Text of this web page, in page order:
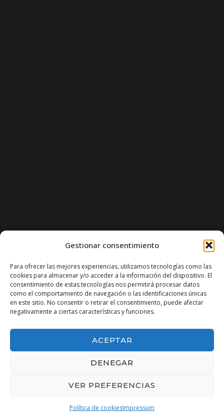
Gestionar consentimiento
Para ofrecer las mejores experiencias, utilizamos tecnologías como las
cookies para almacenar y/o acceder a la información del dispositivo. El
consentimiento de estas tecnologías nos permitirá procesar datos
como el comportamiento de navegación o las identificaciones únicas
en este sitio. No consentir o retirar el consentimiento, puede afectar
negativamente a ciertas características y funciones.
ACEPTAR
DENEGAR
VER PREFERENCIAS
Política de cookiesImpressum